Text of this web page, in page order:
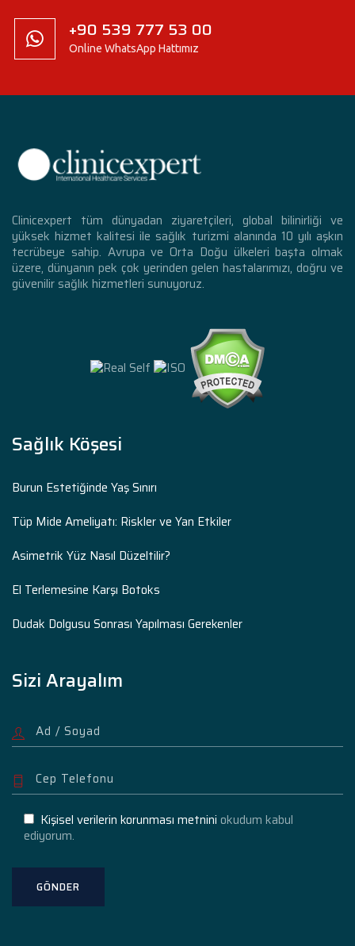
+90 539 777 53 00
Online WhatsApp Hattımız
Clinicexpert tüm dünyadan ziyaretçileri, global bilinirliği ve
yüksek hizmet kalitesi ile sağlık turizmi alanında 10 yılı aşkın
tecrübeye sahip. Avrupa ve Orta Doğu ülkeleri başta olmak
üzere, dünyanın pek çok yerinden gelen hastalarımızı, doğru ve
güvenilir sağlık hizmetleri sunuyoruz.
Sağlık Köşesi
Burun Estetiğinde Yaş Sınırı
Tüp Mide Ameliyatı: Riskler ve Yan Etkiler
Asimetrik Yüz Nasıl Düzeltilir?
El Terlemesine Karşı Botoks
Dudak Dolgusu Sonrası Yapılması Gerekenler
Sizi Arayalım
Kişisel verilerin korunması metnini okudum kabul
ediyorum.